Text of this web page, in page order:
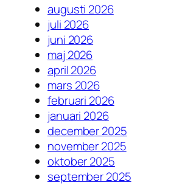
augusti 2026
juli 2026
juni 2026
maj 2026
april 2026
mars 2026
februari 2026
januari 2026
december 2025
november 2025
oktober 2025
september 2025